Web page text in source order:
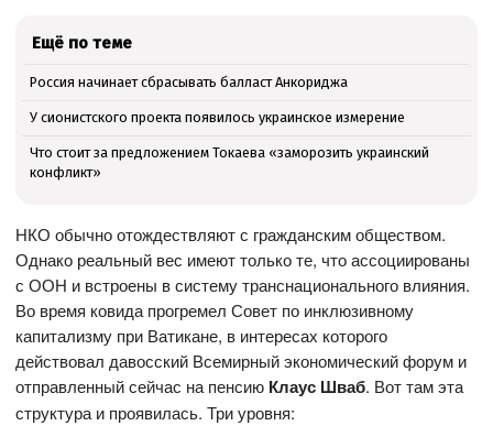
Ещё по теме
Россия начинает сбрасывать балласт Анкориджа
У сионистского проекта появилось украинское измерение
Что стоит за предложением Токаева «заморозить украинский
конфликт»
НКО обычно отождествляют с гражданским обществом.
Однако реальный вес имеют только те, что ассоциированы
с ООН и встроены в систему транснационального влияния.
Во время ковида прогремел Совет по инклюзивному
капитализму при Ватикане, в интересах которого
действовал давосский Всемирный экономический форум и
отправленный сейчас на пенсию Клаус Шваб. Вот там эта
структура и проявилась. Три уровня: